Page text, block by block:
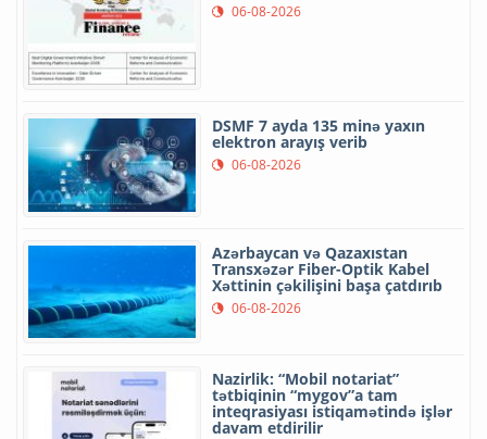
06-08-2026
DSMF 7 ayda 135 minə yaxın
elektron arayış verib
06-08-2026
Azərbaycan və Qazaxıstan
Transxəzər Fiber-Optik Kabel
Xəttinin çəkilişini başa çatdırıb
06-08-2026
Nazirlik: “Mobil notariat”
tətbiqinin “mygov”a tam
inteqrasiyası istiqamətində işlər
davam etdirilir